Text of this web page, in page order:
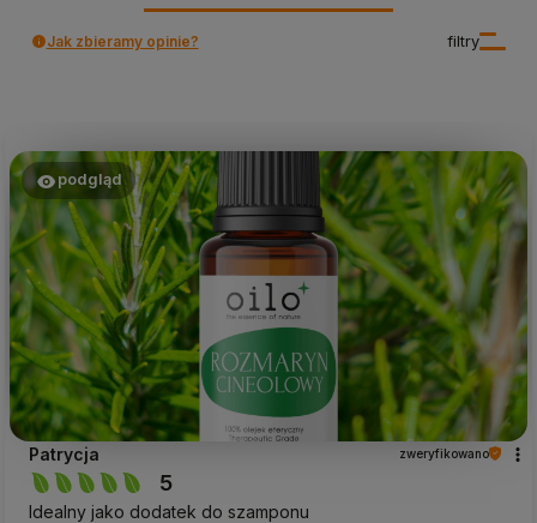
filtry
Jak zbieramy opinie?
podgląd
Patrycja zweryfikowano
5
Idealny jako dodatek do szamponu